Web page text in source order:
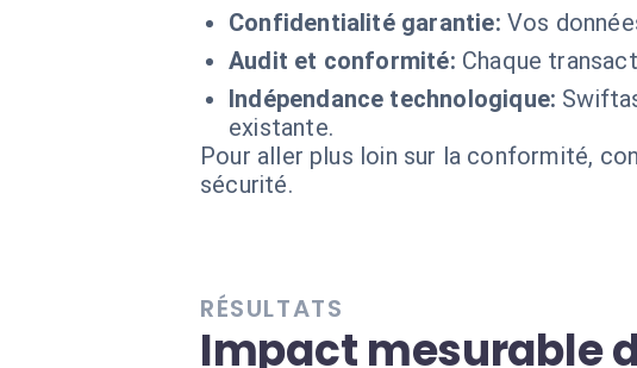
Confidentialité garantie: Vos
Audit et conformité: Chaque
Indépendance technologique:
existante.
Pour aller plus loin sur la conformité,
sécurité.
RÉSULTATS
Impact mesurable